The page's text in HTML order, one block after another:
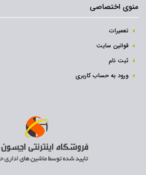
منوی اختصاصی
تعمیرات
قوانین سایت
ثبت نام‌
ورود به حساب کاربری